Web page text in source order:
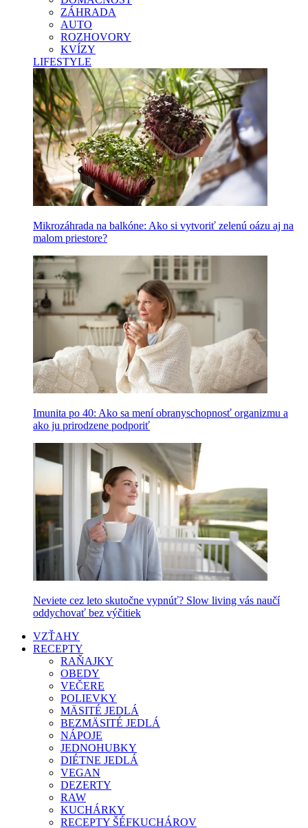
ZÁHRADA
AUTO
ROZHOVORY
KVÍZY
LIFESTYLE
Mikrozáhrada na balkóne: Ako si vytvoriť zelenú oázu aj na
malom priestore?
Imunita po 40: Ako sa mení obranyschopnosť organizmu a
ako ju prirodzene podporiť
Neviete cez leto skutočne vypnúť? Slow living vás naučí
oddychovať bez výčitiek
VZŤAHY
RECEPTY
RAŇAJKY
OBEDY
VEČERE
POLIEVKY
MÄSITÉ JEDLÁ
BEZMÄSITÉ JEDLÁ
NÁPOJE
JEDNOHUBKY
DIÉTNE JEDLÁ
VEGAN
DEZERTY
RAW
KUCHÁRKY
RECEPTY ŠÉFKUCHÁROV